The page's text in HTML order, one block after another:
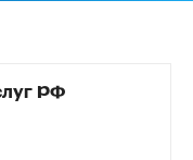
РФ